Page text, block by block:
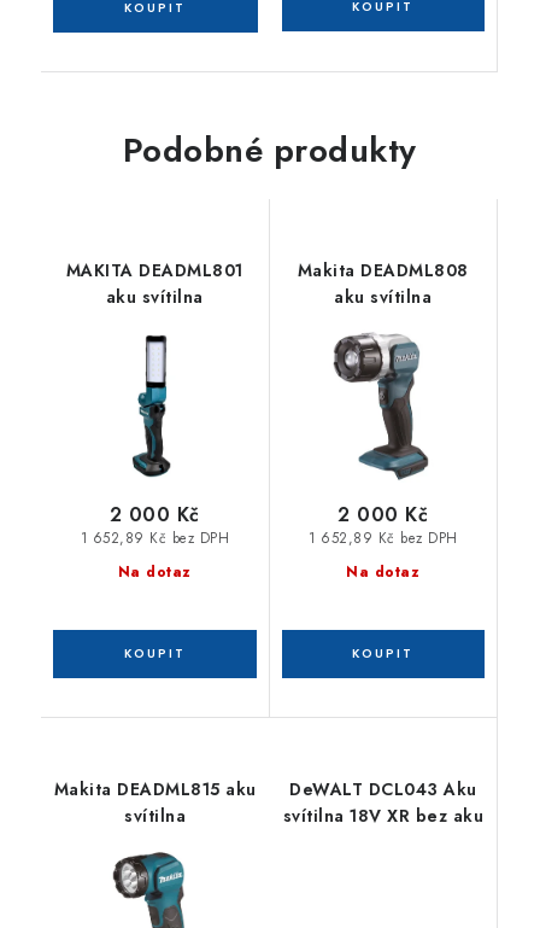
Podobné produkty
MAKITA DEADML801
aku svítilna
Na dotaz
1 652,89 Kč bez DPH
2 000 Kč
Makita DEADML808
aku svítilna
Na dotaz
1 652,89 Kč bez DPH
2 000 Kč
Makita DEADML815 aku
svítilna
DeWALT DCL043 Aku
svítilna 18V XR bez aku